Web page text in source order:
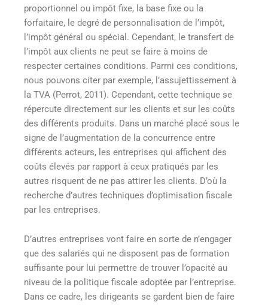
proportionnel ou impôt fixe, la base fixe ou la
forfaitaire, le degré de personnalisation de l’impôt,
l’impôt général ou spécial. Cependant, le transfert de
l’impôt aux clients ne peut se faire à moins de
respecter certaines conditions. Parmi ces conditions,
nous pouvons citer par exemple, l’assujettissement à
la TVA (Perrot, 2011). Cependant, cette technique se
répercute directement sur les clients et sur les coûts
des différents produits. Dans un marché placé sous le
signe de l’augmentation de la concurrence entre
différents acteurs, les entreprises qui affichent des
coûts élevés par rapport à ceux pratiqués par les
autres risquent de ne pas attirer les clients. D’où la
recherche d’autres techniques d’optimisation fiscale
par les entreprises.
D’autres entreprises vont faire en sorte de n’engager
que des salariés qui ne disposent pas de formation
suffisante pour lui permettre de trouver l’opacité au
niveau de la politique fiscale adoptée par l’entreprise.
Dans ce cadre, les dirigeants se gardent bien de faire